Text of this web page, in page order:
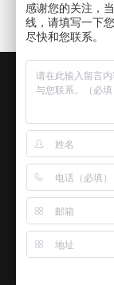
友情链接
关于我们
关于我们
企业文化
核心业务与服
发展历程
感谢您的关注，
线，请填写一下
尽快和您联系。